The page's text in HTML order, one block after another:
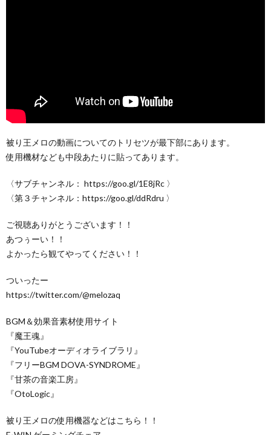
被り王メロの動画についてのトリセツが最下部にあります。
使用機材なども中段あたりに貼ってあります。
〈サブチャンネル： https://goo.gl/1E8jRc 〉
〈第３チャンネル：https://goo.gl/ddRdru 〉
ご視聴ありがとうございます！！
あつぅーい！！
よかったら観てやってください！！
ついったー
https://twitter.com/@melozaq
BGM＆効果音素材使用サイト
『魔王魂』
『YouTubeオーディオライブラリ』
『フリーBGM DOVA-SYNDROME』
『甘茶の音楽工房』
『OtoLogic』
被り王メロの使用機器などはこちら！！